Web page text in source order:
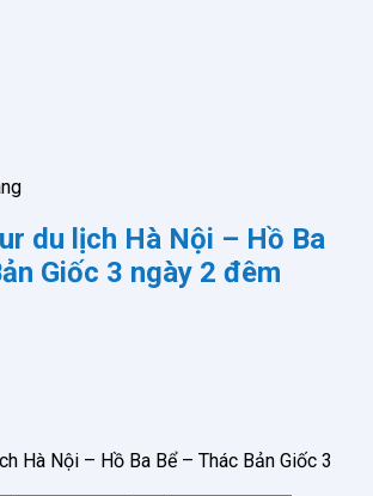
du lịch Hà Nội – Hồ Ba
Giốc 3 ngày 2 đêm
Hà Nội – Hồ Ba Bể – Thác Bản Giốc 3